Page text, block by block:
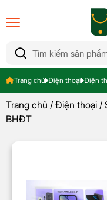
Trang chủ Điện thoại Điện
Trang chủ / Điện thoại /
BHĐT